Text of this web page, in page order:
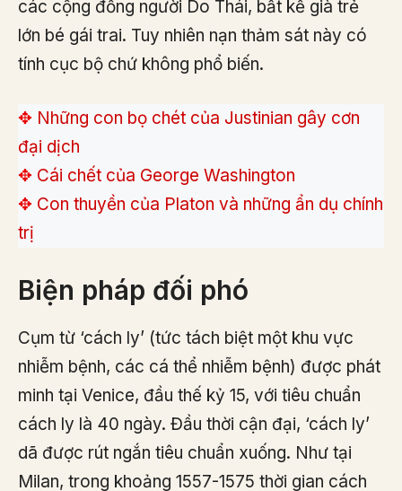
các cộng đồng người Do Thái, bất kể già trẻ
lớn bé gái trai. Tuy nhiên nạn thảm sát này có
tính cục bộ chứ không phổ biến.
✥ Những con bọ chét của Justinian gây cơn
đại dịch
✥ Cái chết của George Washington
✥ Con thuyền của Platon và những ẩn dụ chính
trị
Biện pháp đối phó
Cụm từ ‘cách ly’ (tức tách biệt một khu vực
nhiễm bệnh, các cá thể nhiễm bệnh) được phát
minh tại Venice, đầu thế kỷ 15, với tiêu chuẩn
cách ly là 40 ngày. Đầu thời cận đại, ‘cách ly’
dã được rút ngắn tiêu chuẩn xuống. Như tại
Milan, trong khoảng 1557-1575 thời gian cách